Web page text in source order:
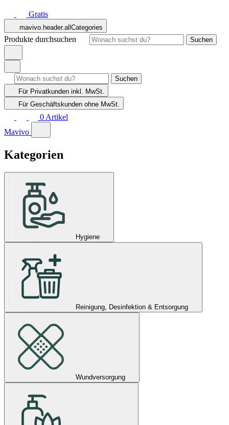
Gratis
mavivo.header.allCategories
Produkte durchsuchen Suchen
Suchen
Für Privatkunden inkl. MwSt.
Für Geschäftskunden ohne MwSt.
0 Artikel
Mavivo
Kategorien
Hygiene
Reinigung, Desinfektion & Entsorgung
Wundversorgung